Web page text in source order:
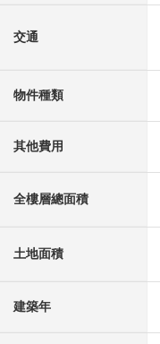
交通
物件種類
其他費用
全樓層總面積
土地面積
建築年